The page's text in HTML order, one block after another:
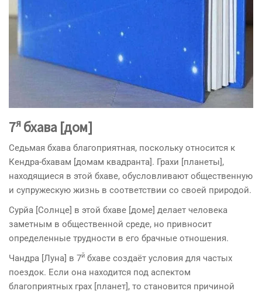
7ябхава [дом]
Седьмая бхава благоприятная, поскольку относится к
Кендра-бхавам [домам квадранта]. Грахи [планеты],
находящиеся в этой бхаве, обусловливают обще­ственную
и супружескую жизнь в соответствии со своей природой.
Сyрйа [Солнце] в этой бхаве [доме] делает человека
заметным в общественной среде, но привносит
определенные трудности в его брачные отношения.
Чандра [Луна] в 7й бхаве создаёт условия для частых
поездок. Если она находится под аспектом
благоприятных грах [планет], то становится причиной